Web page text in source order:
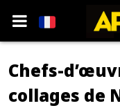
Chefs-
collages de